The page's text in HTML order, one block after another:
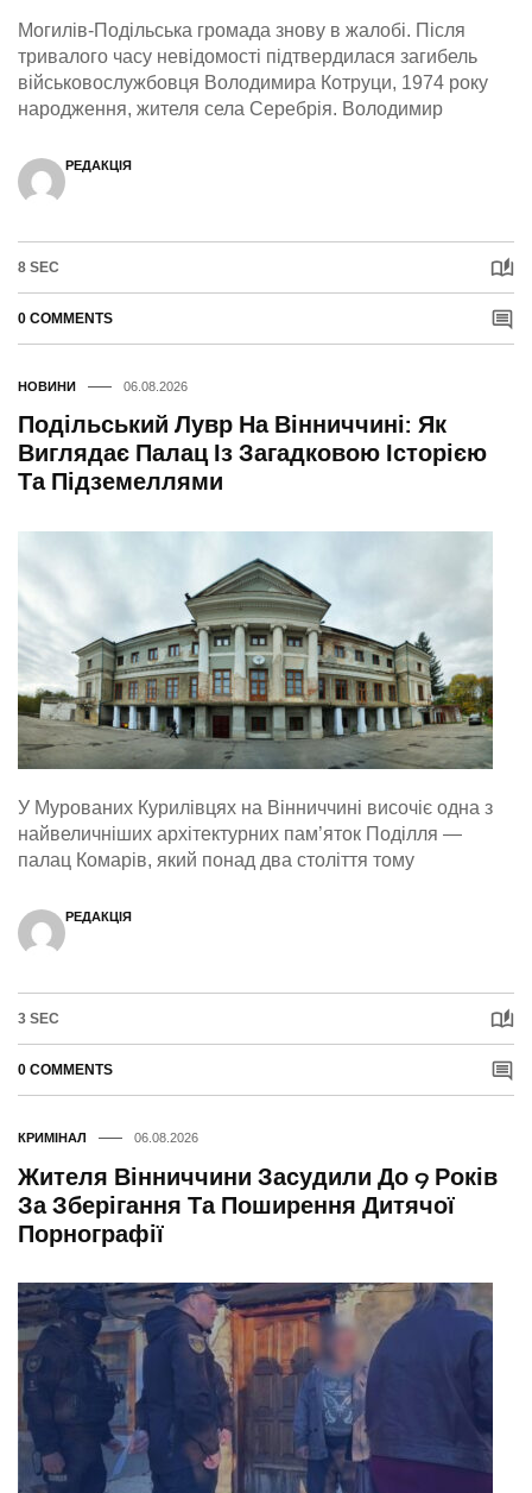
Могилів-Подільська громада знову в жалобі. Після
тривалого часу невідомості підтвердилася загибель
військовослужбовця Володимира Котруци, 1974 року
народження, жителя села Серебрія. Володимир
РЕДАКЦІЯ
8 SEC
0 COMMENTS
НОВИНИ 06.08.2026
Подільський Лувр На Вінниччині: Як
Виглядає Палац Із Загадковою Історією
Та Підземеллями
У Мурованих Курилівцях на Вінниччині височіє одна з
найвеличніших архітектурних пам’яток Поділля —
палац Комарів, який понад два століття тому
РЕДАКЦІЯ
3 SEC
0 COMMENTS
КРИМІНАЛ 06.08.2026
Жителя Вінниччини Засудили До 9 Років
За Зберігання Та Поширення Дитячої
Порнографії